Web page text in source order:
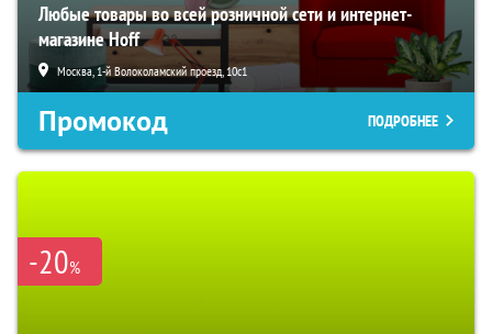
Любые товары во всей розничной сети и интернет-
магазине Hoff
Москва, 1-й Волоколамский проезд, 10с1
Промокод ПОДРОБНЕЕ
-20%